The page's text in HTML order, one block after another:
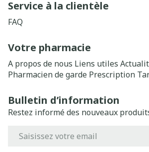
Service à la clientèle
FAQ
Votre pharmacie
A propos de nous Liens utiles
Pharmacien de garde Prescription
Bulletin d’information
Restez informé des nouveaux